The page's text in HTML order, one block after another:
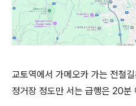
교토역에서 가메오카 가는 전철
정거장 정도만 서는 급행은 20분